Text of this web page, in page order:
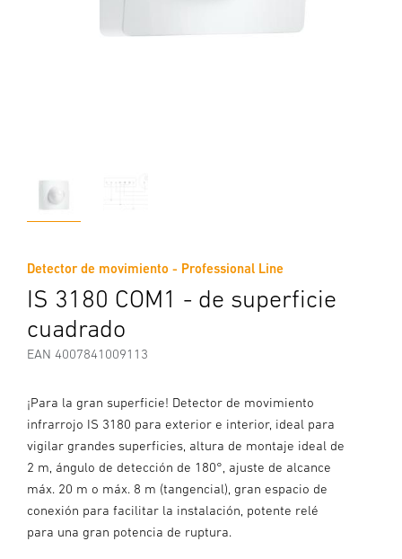
Detector de movimiento - Professional Line
IS 3180 COM1 - de superficie
cuadrado
EAN 4007841009113
¡Para la gran superficie! Detector de movimiento
infrarrojo IS 3180 para exterior e interior, ideal para
vigilar grandes superficies, altura de montaje ideal de
2 m, ángulo de detección de 180°, ajuste de alcance
máx. 20 m o máx. 8 m (tangencial), gran espacio de
conexión para facilitar la instalación, potente relé
para una gran potencia de ruptura.